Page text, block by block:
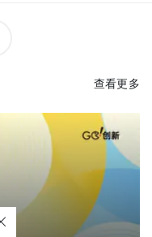
查看更多